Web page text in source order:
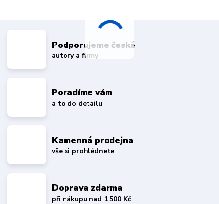
Podporujeme české
autory a firmy
Poradíme vám
a to do detailu
Kamenná prodejna
vše si prohlédnete
Doprava zdarma
při nákupu nad 1 500 Kč